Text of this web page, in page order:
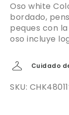
Oso white
bordado,
peques con
oso incluye
Cuidado
SKU: